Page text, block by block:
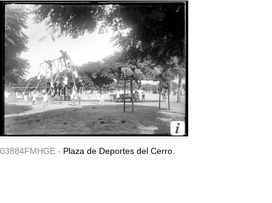
03884FMHGE - Plaza de Deportes del Cerro.